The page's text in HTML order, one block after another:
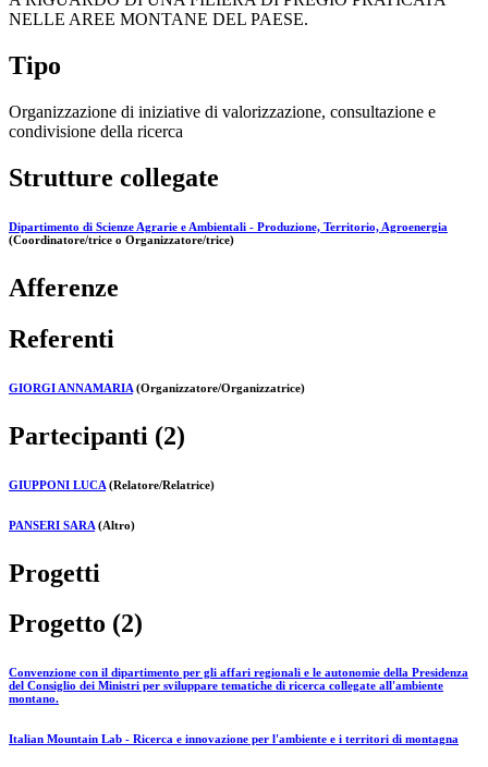
NELLE AREE MONTANE DEL PAESE.
Tipo
Organizzazione di iniziative di valorizzazione, consultazione e
condivisione della ricerca
Strutture collegate
Dipartimento di Scienze Agrarie e Ambientali - Produzione, Territorio, Agroenergia
(Coordinatore/trice o Organizzatore/trice)
Afferenze
Referenti
GIORGI ANNAMARIA (Organizzatore/Organizzatrice)
Partecipanti (2)
GIUPPONI LUCA (Relatore/Relatrice)
PANSERI SARA (Altro)
Progetti
Progetto (2)
Convenzione con il dipartimento per gli affari regionali e le autonomie della Presidenza
del Consiglio dei Ministri per sviluppare tematiche di ricerca collegate all'ambiente
montano.
Italian Mountain Lab - Ricerca e innovazione per l'ambiente e i territori di montagna